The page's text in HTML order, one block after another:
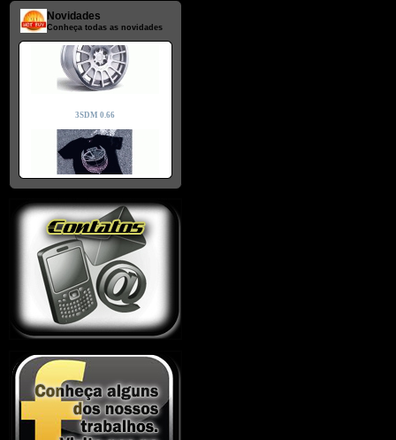
Novidades
Conheça todas as novidades